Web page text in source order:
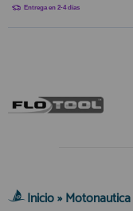
Entrega en 2-4 días
Inicio»Motonautica